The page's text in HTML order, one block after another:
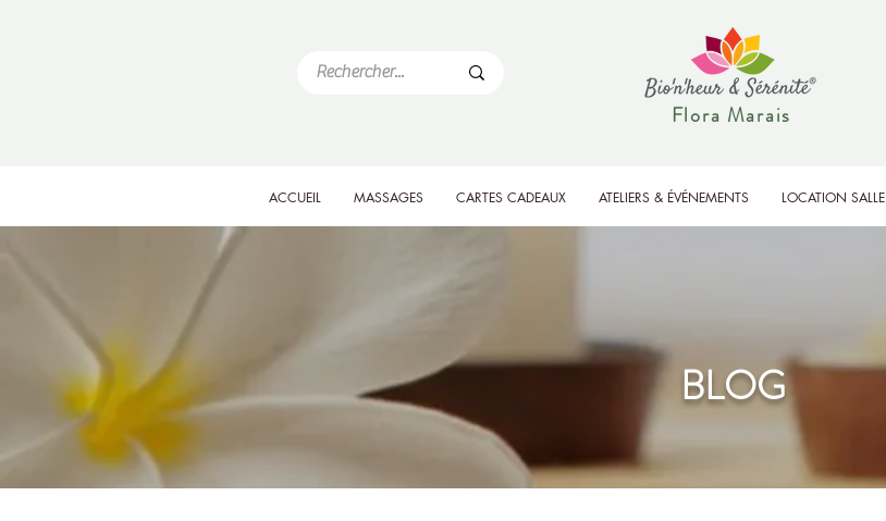
Flora Marais
ACCUEIL MASSAGES CARTES CADEAUX ATELIERS & ÉVÉNEMENTS LOCATION SALLE
BLOG